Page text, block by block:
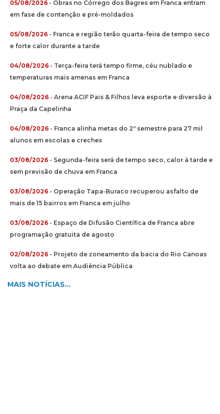
05/08/2026 - Obras no Córrego dos Bagres em Franca entram
em fase de contenção e pré-moldados
05/08/2026 - Franca e região terão quarta-feira de tempo seco
e forte calor durante a tarde
04/08/2026 - Terça-feira terá tempo firme, céu nublado e
temperaturas mais amenas em Franca
04/08/2026 - Arena ACIF Pais & Filhos leva esporte e diversão à
Praça da Capelinha
04/08/2026 - Franca alinha metas do 2º semestre para 27 mil
alunos em escolas e creches
03/08/2026 - Segunda-feira será de tempo seco, calor à tarde e
sem previsão de chuva em Franca
03/08/2026 - Operação Tapa-Buraco recuperou asfalto de
mais de 15 bairros em Franca em julho
03/08/2026 - Espaço de Difusão Científica de Franca abre
programação gratuita de agosto
02/08/2026 - Projeto de zoneamento da bacia do Rio Canoas
volta ao debate em Audiência Pública
MAIS NOTÍCIAS...